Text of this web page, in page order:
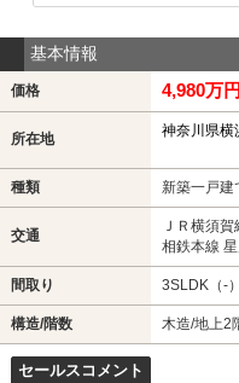
基本情報
価格 4,980万円
所在地 神奈川県横
種類 新築一戸建
交通
ＪＲ横須
相鉄本線
間取り 3SLDK（-）
構造/階数 木造/地上2
セールスコメント